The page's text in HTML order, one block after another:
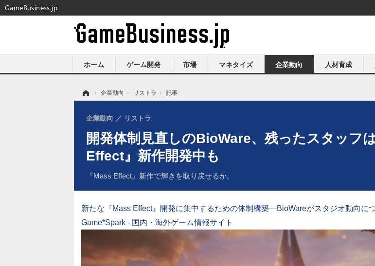
ホーム ゲーム開発 市場 マネタイズ 企業動向 人材育成
› 企業動向 › リストラ › 記事
開発体制見直しのBioWare、残ったスタッフ
Effect』新作開発中も
『Mass Effect』新作で輝きを取り戻せるか。
企業動向 リストラ
新たな『Mass Effect』開発に集中するための体制構築―BioWareがスタジオ動向に
Game*Spark - 国内・海外ゲーム情報サイト
GameBusiness.jp